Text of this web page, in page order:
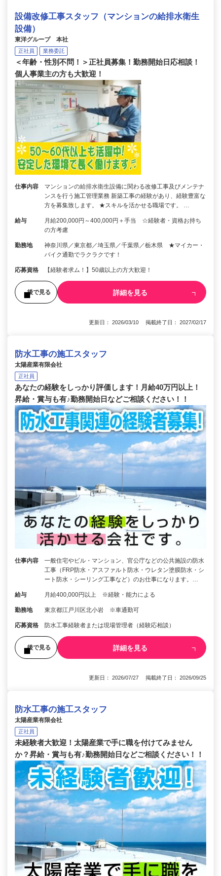
設備改修工事スタッフ（マンションの給排水衛生
設備）
東洋グループ 本社
正社員 業務委託
＜年齢・性別不問！＞正社員募集！勤務開始日応相談！
個人事業主の方も大歓迎！
仕事内容
マンションの給排水衛生設備に関わる改修工事及びメンテナ
ンスを行う施工管理業務 新築工事の経験があり、経験豊富な
方を募集致します。 ★スキルを活かせる職場です。 …
給与
月給200,000円～400,000円＋手当 ☆経験者・資格お持ち
の方考慮
勤務地
神奈川県／東京都／埼玉県／千葉県／栃木県 ★マイカー・
バイク通勤でラクラクです！
応募資格 【経験者求ム！】50歳以上の方大歓迎！
後で見る 詳細を見る
更新日： 2026/03/10 掲載終了日： 2027/02/17
防水工事の施工スタッフ
太陽産業有限会社
正社員
あなたの経験をしっかり評価します！月給40万円以上！
昇給・賞与も有♪勤務開始日などご相談ください！！
仕事内容
一般住宅やビル・マンション、官公庁などの公共施設の防水
工事（FRP防水・アスファルト防水・ウレタン塗膜防水・シ
ート防水・シーリング工事など）のお仕事になります。…
給与 月給400,000円以上 ※経験・能力による
勤務地 東京都江戸川区北小岩 ※車通勤可
応募資格 防水工事経験者または現場管理者（経験応相談）
後で見る 詳細を見る
更新日： 2026/07/27 掲載終了日： 2026/09/25
防水工事の施工スタッフ
太陽産業有限会社
正社員
未経験者大歓迎！太陽産業で手に職を付けてみません
か？昇給・賞与も有♪勤務開始日などご相談ください！！